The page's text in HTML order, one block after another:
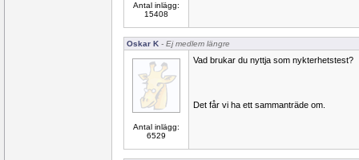
Antal inlägg:
15408
Oskar K - Ej medlem längre
Antal inlägg:
6529
Vad brukar du nyttja som nykterhetstest?
Det får vi ha ett sammanträde om.